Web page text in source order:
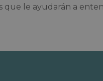
le ayudarán a